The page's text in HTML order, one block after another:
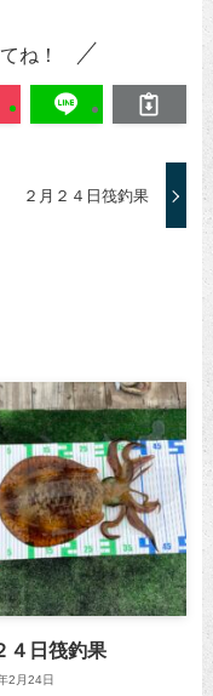
ね！
２月２４日筏釣果
４日筏釣果
2月24日